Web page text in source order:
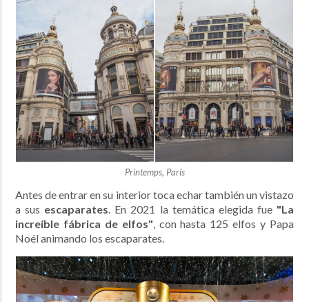
Printemps, París
Antes de entrar en su interior toca echar también un vistazo
a sus escaparates. En 2021 la temática elegida fue "La
increíble fábrica de elfos", con hasta 125 elfos y Papa
Noél animando los escaparates.